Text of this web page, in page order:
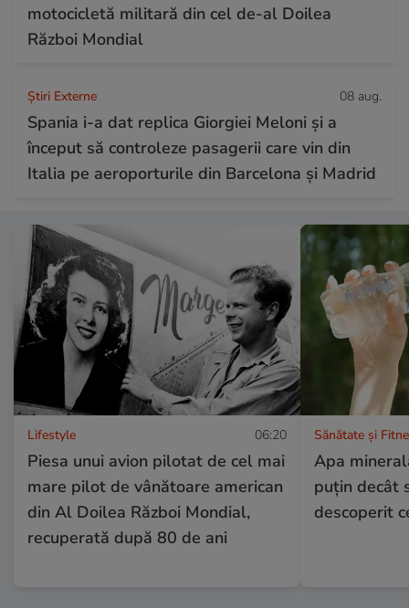
motocicletă militară din cel de-al Doilea
Război Mondial
Știri Externe 08 aug.
Spania i-a dat replica Giorgiei Meloni și a
început să controleze pasagerii care vin din
Italia pe aeroporturile din Barcelona și Madrid
Lifestyle 06:20
Piesa unui avion pilotat de cel mai
mare pilot de vânătoare american
din Al Doilea Război Mondial,
recuperată după 80 de ani
Sănătate și
Apa
puțin decât
descoperit